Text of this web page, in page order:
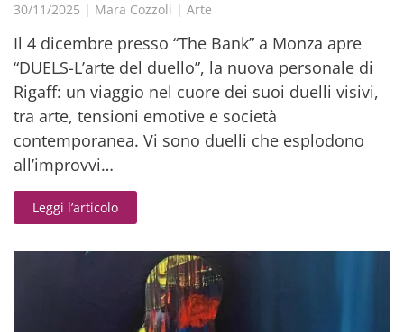
30/11/2025 | Mara Cozzoli | Arte
Il 4 dicembre presso “The Bank” a Monza apre
“DUELS-L’arte del duello”, la nuova personale di
Rigaff: un viaggio nel cuore dei suoi duelli visivi,
tra arte, tensioni emotive e società
contemporanea. Vi sono duelli che esplodono
all’improvvi…
Leggi l’articolo